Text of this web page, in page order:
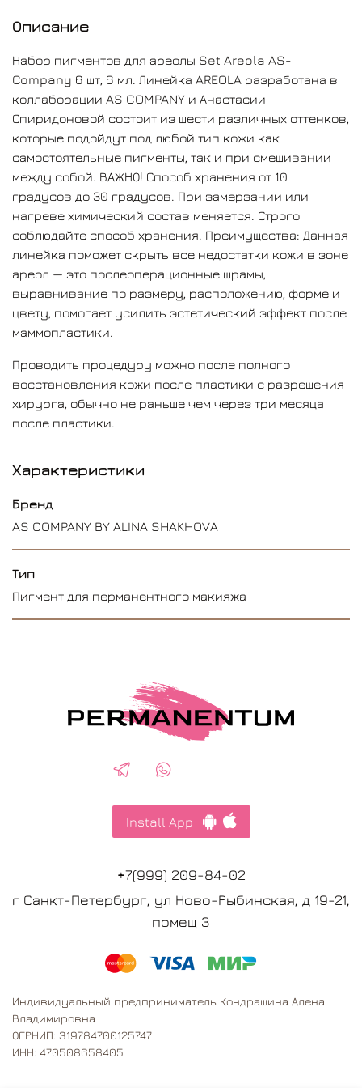
хирурга, обычно не раньше чем через три месяца
после пластики.
Описание
Набор пигментов для ареолы Set Areola AS-
Company 6 шт, 6 мл. Линейка AREOLA разработана в
коллаборации AS COMPANY и Анастасии
Спиридоновой состоит из шести различных оттенков,
которые подойдут под любой тип кожи как
самостоятельные пигменты, так и при смешивании
между собой. ВАЖНО! Способ хранения от 10
градусов до 30 градусов. При замерзании или
нагреве химический состав меняется. Строго
соблюдайте способ хранения. Преимущества: Данная
линейка поможет скрыть все недостатки кожи в зоне
ареол — это послеоперационные шрамы,
выравнивание по размеру, расположению, форме и
цвету, помогает усилить эстетический эффект после
маммопластики.
Проводить процедуру можно после полного
восстановления кожи после пластики с разрешения
хирурга, обычно не раньше чем через три месяца
после пластики.
Характеристики
Бренд
AS COMPANY BY ALINA SHAKHOVA
Тип
Пигмент для перманентного макияжа
Install App
+7(999) 209-84-02
г Санкт-Петербург, ул Ново-Рыбинская, д 19-21,
помещ 3
Индивидуальный предприниматель Кондрашина Алена
Владимировна
ОГРНИП: 319784700125747
ИНН: 470508658405